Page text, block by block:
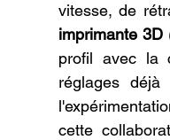
vitesse, de
imprimante 3D
profil avec la
réglages
cette